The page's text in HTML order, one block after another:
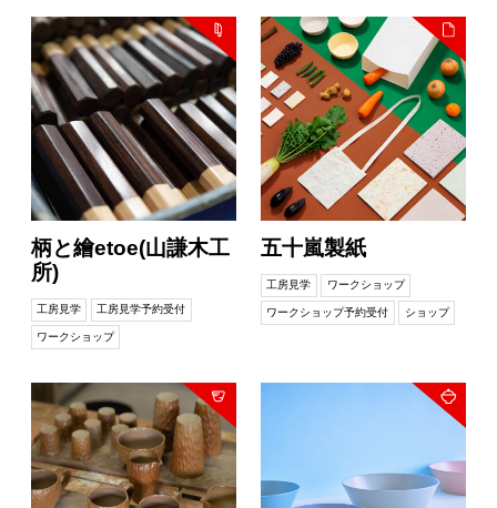
柄と繪etoe(山謙木工
所)
工房見学 工房見学予約受付
ワークショップ
五十嵐製紙
工房見学 ワークショップ
ワークショップ予約受付 ショップ